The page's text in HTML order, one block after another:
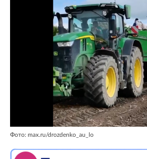
Фото: max.ru/drozdenko_au_lo